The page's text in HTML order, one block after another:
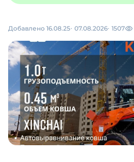
Добавлено 16.08.25 07.08.2026 1507